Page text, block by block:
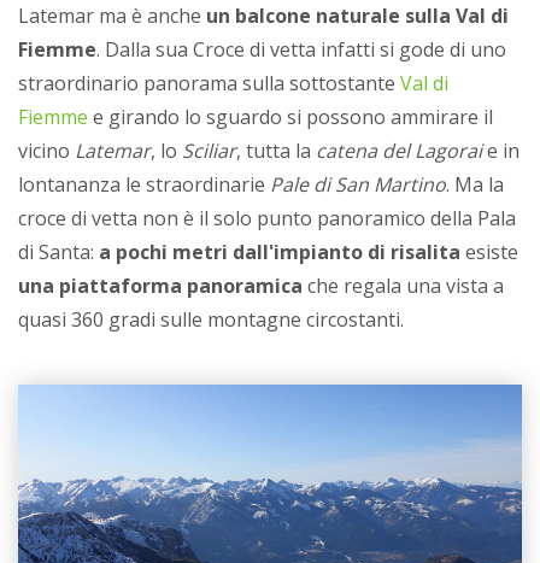
Latemar ma è anche un balcone naturale sulla Val di
Fiemme. Dalla sua Croce di vetta infatti si gode di uno
straordinario panorama sulla sottostante Val di
Fiemme e girando lo sguardo si possono ammirare il
vicino Latemar, lo Sciliar, tutta la catena del Lagoraie in
lontananza le straordinarie Pale di San Martino. Ma la
croce di vetta non è il solo punto panoramico della Pala
di Santa: a pochi metri dall'impianto di risalita esiste
una piattaforma panoramica che regala una vista a
quasi 360 gradi sulle montagne circostanti.